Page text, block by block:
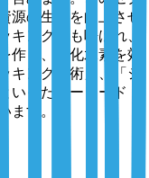
源の生産を向上させ
キングとも呼ばれ、
作り、炭化水素を効
キング技術」、「シ
いったキーワード
ます。